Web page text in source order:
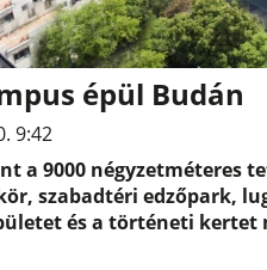
épül Budán
9:42
a 9000 négyzetméteres
szabadtéri edzőpark,
és a történeti kertet